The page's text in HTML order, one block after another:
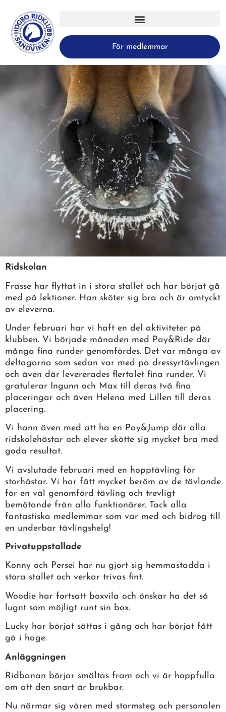
För medlemmar
Ridskolan
Frasse har flyttat in i stora stallet och har börjat gå
med på lektioner. Han sköter sig bra och är omtyckt
av eleverna.
Under februari har vi haft en del aktiviteter på
klubben. Vi började månaden med Pay&Ride där
många fina runder genomfördes. Det var många av
deltagarna som sedan var med på dressyrtävlingen
och även där levererades flertalet fina runder. Vi
gratulerar Ingunn och Max till deras två fina
placeringar och även Helena med Lillen till deras
placering.
Vi hann även med att ha en Pay&Jump där alla
ridskolehästar och elever skötte sig mycket bra med
goda resultat.
Vi avslutade februari med en hopptävling för
storhästar. Vi har fått mycket beröm av de tävlande
för en väl genomförd tävling och trevligt
bemötande från alla funktionärer. Tack alla
fantastiska medlemmar som var med och bidrog till
en underbar tävlingshelg!
Privatuppstallade
Konny och Persei har nu gjort sig hemmastadda i
stora stallet och verkar trivas fint.
Woodie har fortsatt boxvila och önskar ha det så
lugnt som möjligt runt sin box.
Lucky har börjat sättas i gång och har börjat fått
gå i hage.
Anläggningen
Ridbanan börjar smältas fram och vi är hoppfulla
om att den snart är brukbar.
Nu närmar sig våren med stormsteg och personalen